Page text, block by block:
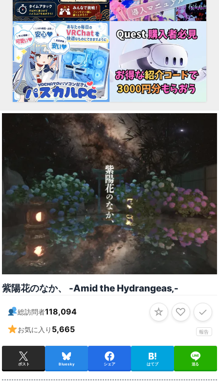
紫陽花のなか、 -Amid the Hydrangeas‚-
総訪問者118,094
お気に入り 5,665 報告
☆ ♡ ✓
ポスト Bluesky シェア はてブ 送る